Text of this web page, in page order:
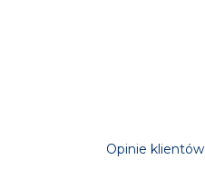
Opinie klientów